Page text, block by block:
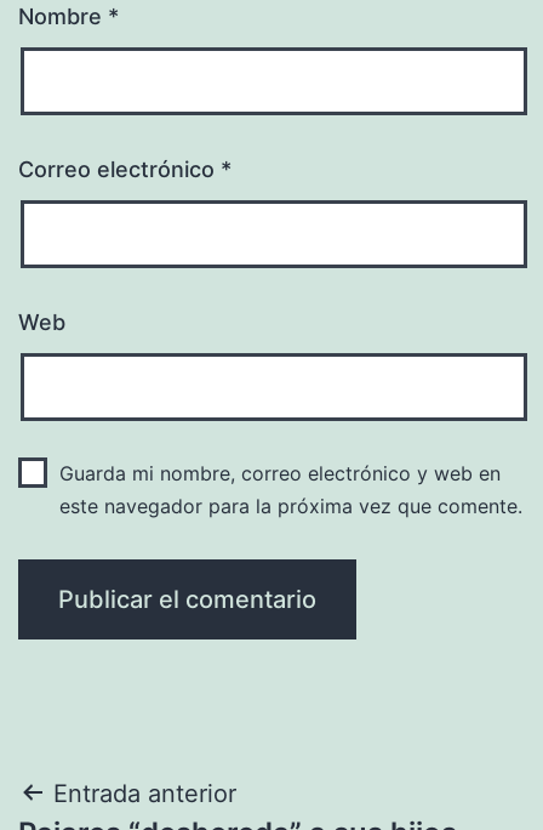
Nombre *
Correo electrónico *
Web
Guarda mi nombre, correo electrónico y web en
este navegador para la próxima vez que comente.
Navegación
Entrada anterior